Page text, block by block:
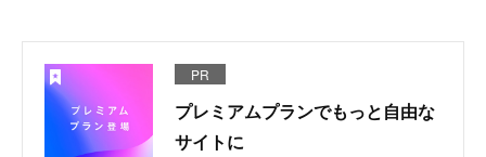
PR
プレミアムプランでもっと自由な
サイトに